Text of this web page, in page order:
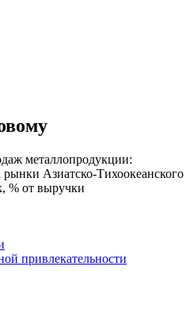
металлопродукции:
Азиатско-Тихоокеанского
% от выручки
привлекательности